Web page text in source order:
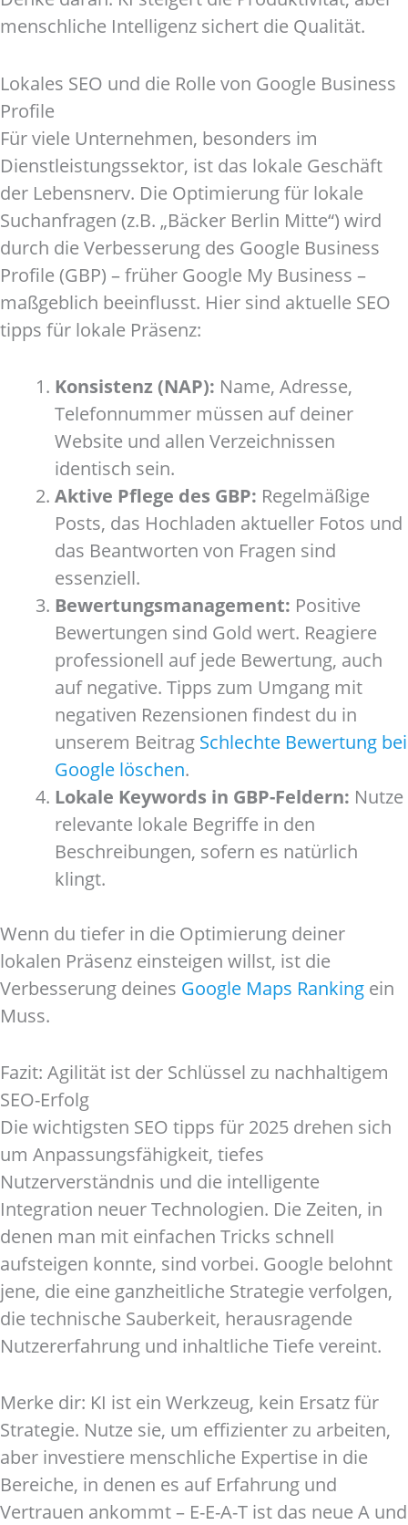
menschliche Intelligenz sichert die Qualität.
Lokales SEO und die Rolle von Google Business
Profile
Für viele Unternehmen, besonders im
Dienstleistungssektor, ist das lokale Geschäft
der Lebensnerv. Die Optimierung für lokale
Suchanfragen (z.B. „Bäcker Berlin Mitte“) wird
durch die Verbesserung des Google Business
Profile (GBP) – früher Google My Business –
maßgeblich beeinflusst. Hier sind aktuelle SEO
tipps für lokale Präsenz:
Konsistenz (NAP): Name, Adresse,
Telefonnummer müssen auf deiner
Website und allen Verzeichnissen
identisch sein.
Aktive Pflege des GBP: Regelmäßige
Posts, das Hochladen aktueller Fotos und
das Beantworten von Fragen sind
essenziell.
Bewertungsmanagement: Positive
Bewertungen sind Gold wert. Reagiere
professionell auf jede Bewertung, auch
auf negative. Tipps zum Umgang mit
negativen Rezensionen findest du in
unserem Beitrag Schlechte Bewertung bei
Google löschen.
Lokale Keywords in GBP-Feldern: Nutze
relevante lokale Begriffe in den
Beschreibungen, sofern es natürlich
klingt.
Wenn du tiefer in die Optimierung deiner
lokalen Präsenz einsteigen willst, ist die
Verbesserung deines Google Maps Ranking ein
Muss.
Fazit: Agilität ist der Schlüssel zu nachhaltigem
SEO-Erfolg
Die wichtigsten SEO tipps für 2025 drehen sich
um Anpassungsfähigkeit, tiefes
Nutzerverständnis und die intelligente
Integration neuer Technologien. Die Zeiten, in
denen man mit einfachen Tricks schnell
aufsteigen konnte, sind vorbei. Google belohnt
jene, die eine ganzheitliche Strategie verfolgen,
die technische Sauberkeit, herausragende
Nutzererfahrung und inhaltliche Tiefe vereint.
Merke dir: KI ist ein Werkzeug, kein Ersatz für
Strategie. Nutze sie, um effizienter zu arbeiten,
aber investiere menschliche Expertise in die
Bereiche, in denen es auf Erfahrung und
Vertrauen ankommt – E-E-A-T ist das neue A und